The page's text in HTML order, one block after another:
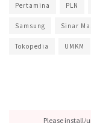
Pertamina PLN
Samsung Sinar
Tokopedia UMKM
Please install/